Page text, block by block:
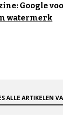
Google
watermerk
ALLE ARTIKELEN